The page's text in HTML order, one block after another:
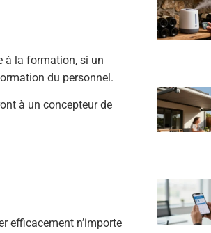
à la formation, si un
du personnel.
à un concepteur de
efficacement n’importe